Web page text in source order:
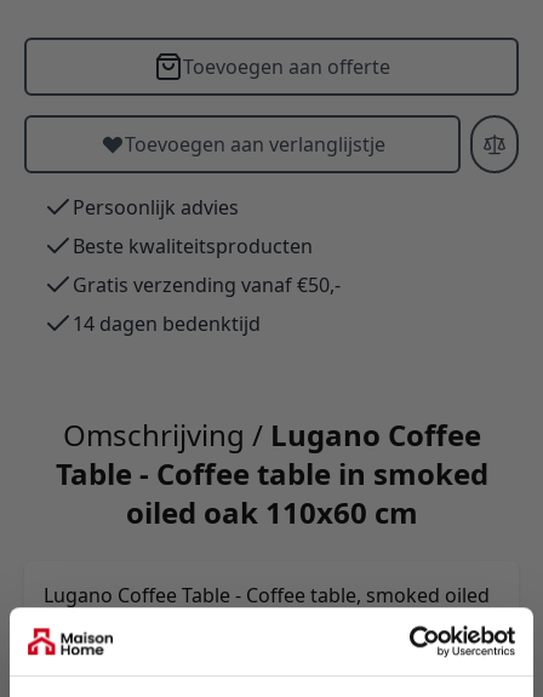
Toevoegen aan offerte
Toevoegen aan verlanglijstje
Persoonlijk advies
Beste kwaliteitsproducten
Gratis verzending vanaf €50,-
14 dagen bedenktijd
Omschrijving / Lugano Coffee
Table - Coffee table in smoked
oiled oak 110x60 cm
Lugano Coffee Table - Coffee table, smoked oiled
oak 60x110x45 cm
Meer informatie